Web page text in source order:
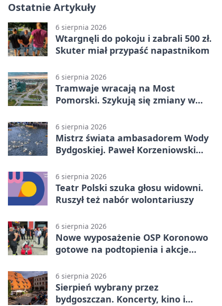
Ostatnie Artykuły
6 sierpnia 2026
Wtargnęli do pokoju i zabrali 500 zł.
Skuter miał przypaść napastnikom
6 sierpnia 2026
Tramwaje wracają na Most
Pomorski. Szykują się zmiany w
6 sierpnia 2026
Mistrz świata ambasadorem Wody
Bydgoskiej. Paweł Korzeniowski
6 sierpnia 2026
Teatr Polski szuka głosu widowni.
Ruszył też nabór wolontariuszy
6 sierpnia 2026
Nowe wyposażenie OSP Koronowo
gotowe na podtopienia i akcje
6 sierpnia 2026
Sierpień wybrany przez
bydgoszczan. Koncerty, kino i